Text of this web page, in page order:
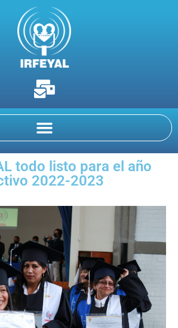
todo listo para el año
2022-2023